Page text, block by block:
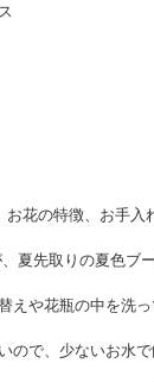
花の特徴、お手入
夏先取りの夏色ブー
えや花瓶の中を洗
ので、少ないお水で